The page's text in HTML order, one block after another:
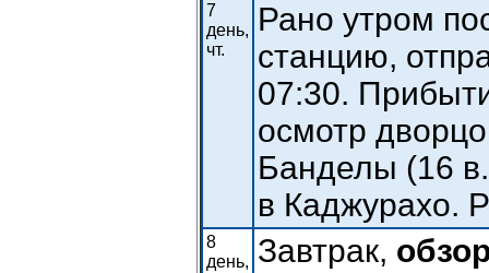
7
день,
чт.
Рано утром
станцию,
07:30.
осмотр
Банделы (16
в Каджурахо.
8
день, Завтрак,